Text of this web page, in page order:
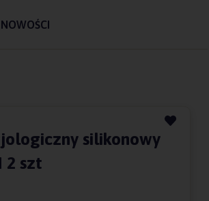
NOWOŚCI
silikonowy
2 szt